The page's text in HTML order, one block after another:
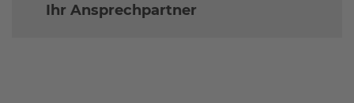
Ihr Ansprechpartner